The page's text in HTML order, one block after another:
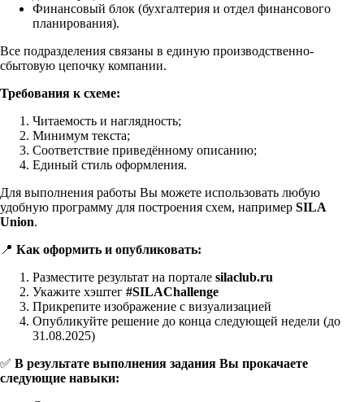
Финансовый блок (бухгалтерия и отдел финансового
планирования).
Все подразделения связаны в единую производственно-
сбытовую цепочку компании.
Требования к схеме:
Читаемость и наглядность;
Минимум текста;
Соответствие приведённому описанию;
Единый стиль оформления.
Для выполнения работы Вы можете использовать любую
удобную программу для построения схем, например SILA
Union.
📍 Как оформить и опубликовать:
Разместите результат на портале silaclub.ru
Укажите хэштег #SILAChallenge
Прикрепите изображение с визуализацией
Опубликуйте решение до конца следующей недели (до
31.08.2025)
✅ В результате выполнения задания Вы прокачаете
следующие навыки: